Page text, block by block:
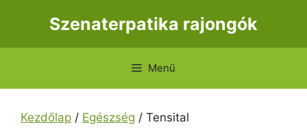
Szenaterpatika rajongók
Menü
Kezdőlap / Egészség / Tensital